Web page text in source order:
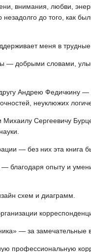
внимания, любви,
до того, как
меня в
— добрыми словами,
Андрею Федичкину
неуклюжих
Сергеевичу
— без них эта книга
благодаря опыту и
схем и диаграмм.
— за замечательные
профессиональную